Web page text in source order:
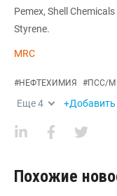
Pemex, Shell
Styrene.
MRC
#НЕФТЕХИМИЯ #ПСС/М
Еще4 +Добавить
Похожие